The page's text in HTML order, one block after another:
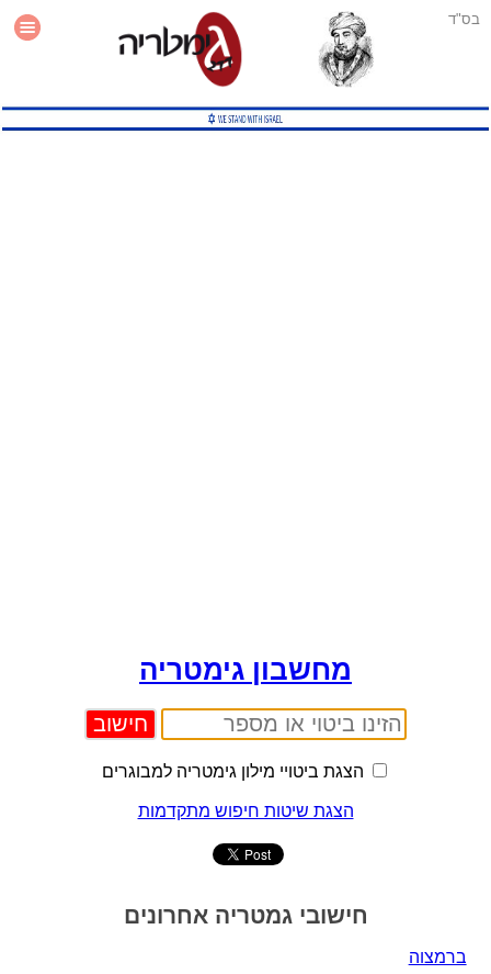
בס"ד
עזרה
מחשבון גימטריה
הצגת ביטויי מילון גימטריה למבוגרים
הצגת שיטות חיפוש מתקדמות
חישובי גמטריה אחרונים
ברמצוה